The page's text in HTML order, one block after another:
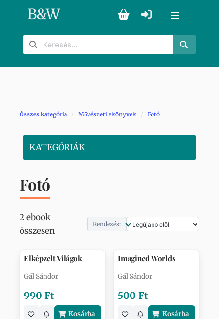
B&W
Összes kategória Művészeti ekönyvek Fotó
KATEGÓRIÁK
Fotó
2 ebook
összesen
Rendezés:
Elképzelt Világok
Gál Sándor
990 Ft
Kosárba
Imagined Worlds
Gál Sándor
500 Ft
Kosárba